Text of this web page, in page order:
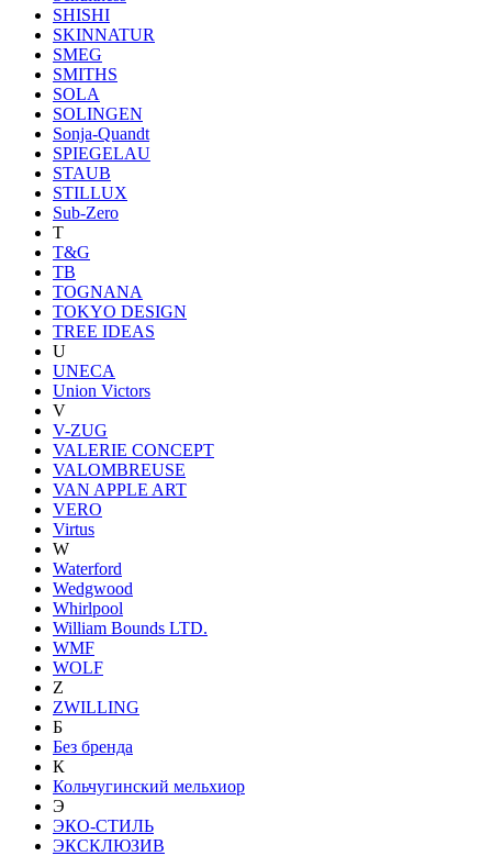
SHISHI
SKINNATUR
SMEG
SMITHS
SOLA
SOLINGEN
Sonja-Quandt
SPIEGELAU
STAUB
STILLUX
Sub-Zero
T
T&G
TB
TOGNANA
TOKYO DESIGN
TREE IDEAS
U
UNECA
Union Victors
V
V-ZUG
VALERIE CONCEPT
VALOMBREUSE
VAN APPLE ART
VERO
Virtus
W
Waterford
Wedgwood
Whirlpool
William Bounds LTD.
WMF
WOLF
Z
ZWILLING
Б
Без бренда
К
Кольчугинский мельхиор
Э
ЭКО-СТИЛЬ
ЭКСКЛЮЗИВ